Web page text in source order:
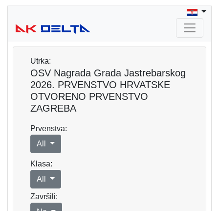
Utrka:
OSV Nagrada Grada Jastrebarskog
2026. PRVENSTVO HRVATSKE
OTVORENO PRVENSTVO
ZAGREBA
Prvenstva:
All
Klasa:
All
Završili: